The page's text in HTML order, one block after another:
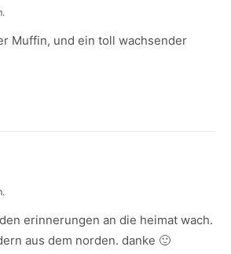
Muffin, und ein toll wachsender
erinnerungen an die heimat wach.
aus dem norden. danke 🙂